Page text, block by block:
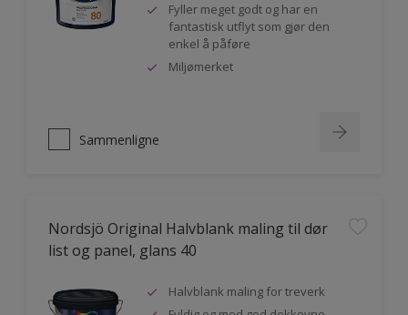
Fyller meget godt og har en
fantastisk utflyt som gjør den
enkel å påføre
Miljømerket
Sammenligne
Nordsjö Original Halvblank maling til dør
list og panel, glans 40
Halvblank maling for treverk